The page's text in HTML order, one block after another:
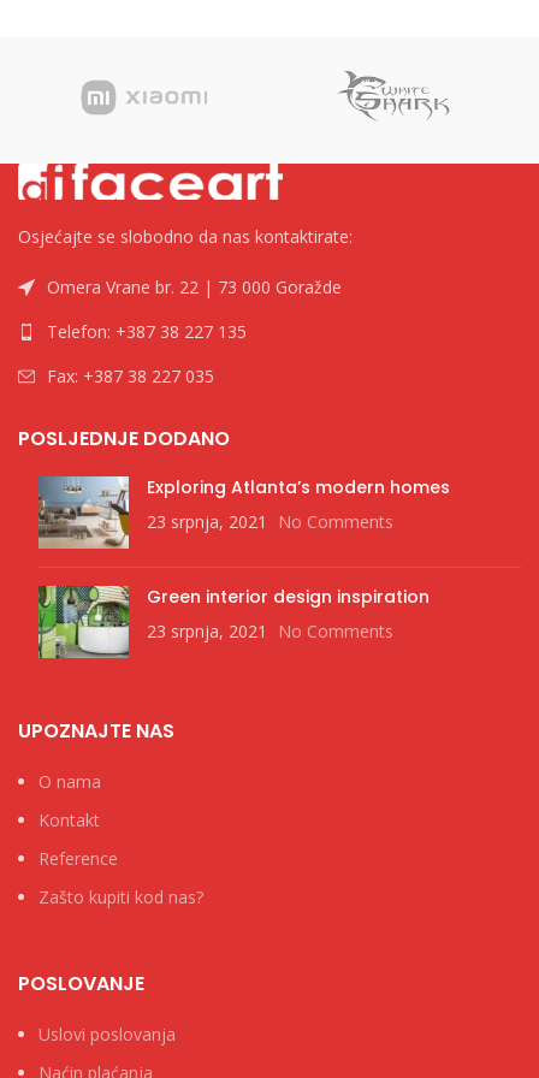
Osjećajte se slobodno da nas kontaktirate:
Omera Vrane br. 22 | 73 000 Goražde
Telefon: +387 38 227 135
Fax: +387 38 227 035
POSLJEDNJE DODANO
Exploring Atlanta’s modern homes
23 srpnja, 2021 No Comments
Green interior design inspiration
23 srpnja, 2021 No Comments
UPOZNAJTE NAS
O nama
Kontakt
Reference
Zašto kupiti kod nas?
POSLOVANJE
Uslovi poslovanja
Naćin plaćanja